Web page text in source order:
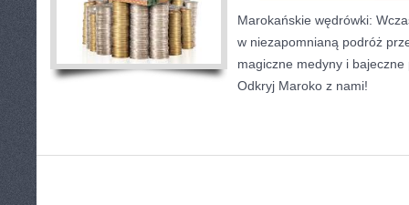
Marokańskie wędrówki:
w niezapomnianą podróż
magiczne medyny i
Odkryj Maroko z nami!